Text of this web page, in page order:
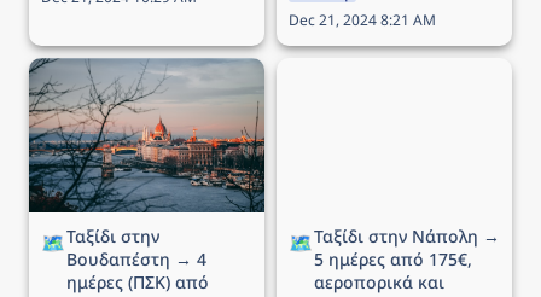
Dec 21, 2024 8:21 AM
Ταξίδι στην Βουδαπέστη
→ 4 ημέρες (ΠΣΚ) από
102€, αεροπορικά και
διαμονή
🗺️Ταξίδι στην
Βουδαπέστη → 4
ημέρες (ΠΣΚ) από
🗺️Ταξίδι στην Νάπολη →
5 ημέρες από 175€,
αεροπορικά και